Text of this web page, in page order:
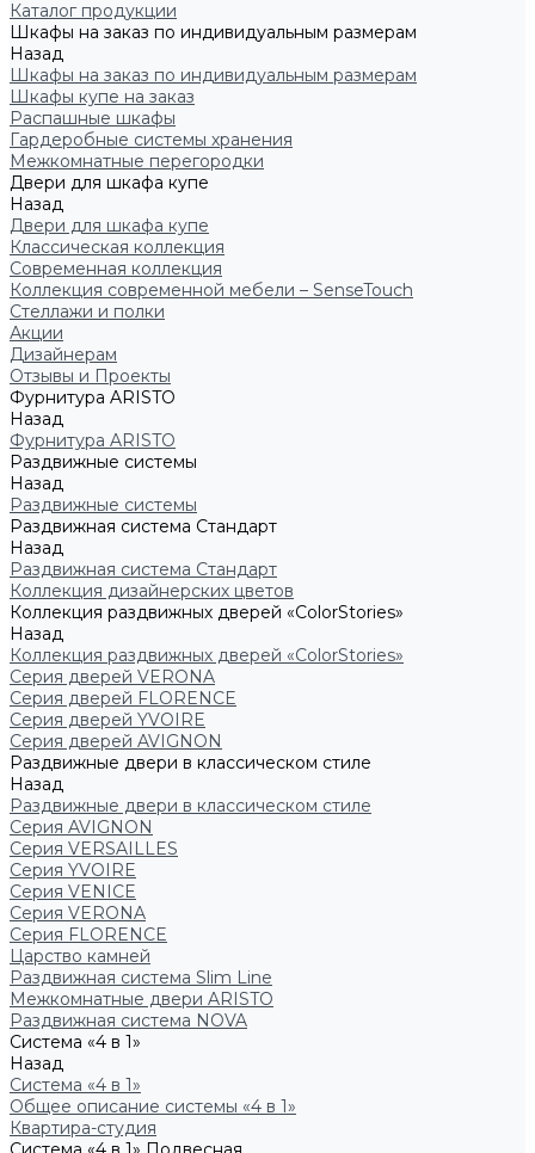
Каталог продукции
Шкафы на заказ по индивидуальным размерам
Назад
Шкафы на заказ по индивидуальным размерам
Шкафы купе на заказ
Распашные шкафы
Гардеробные системы хранения
Межкомнатные перегородки
Двери для шкафа купе
Назад
Двери для шкафа купе
Классическая коллекция
Современная коллекция
Коллекция современной мебели – SenseTouch
Стеллажи и полки
Акции
Дизайнерам
Отзывы и Проекты
Фурнитура ARISTO
Назад
Фурнитура ARISTO
Раздвижные системы
Назад
Раздвижные системы
Раздвижная система Стандарт
Назад
Раздвижная система Стандарт
Коллекция дизайнерских цветов
Коллекция раздвижных дверей «ColorStories»
Назад
Коллекция раздвижных дверей «ColorStories»
Серия дверей VERONA
Серия дверей FLORENCE
Серия дверей YVOIRE
Серия дверей AVIGNON
Раздвижные двери в классическом стиле
Назад
Раздвижные двери в классическом стиле
Серия AVIGNON
Серия VERSAILLES
Серия YVOIRE
Серия VENICE
Серия VERONA
Серия FLORENCE
Царство камней
Раздвижная система Slim Line
Межкомнатные двери ARISTO
Раздвижная система NOVA
Система «4 в 1»
Назад
Система «4 в 1»
Общее описание системы «4 в 1»
Квартира-студия